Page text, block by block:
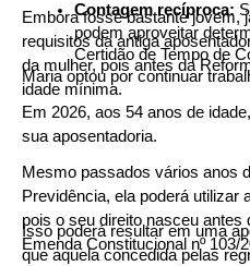
Contagem recíproca:
podem aproveitar
Certidão de Tempo de
Embora fosse bastante jovem,
requisitos da antiga
da mulher, pois antes da
idade mínima.
Maria optou por continuar
Em 2026, aos 54 anos de
sua aposentadoria.
Mesmo passados vários anos
Previdência, ela poderá utilizar
pois o seu direito nasceu antes
Emenda Constitucional nº 103/
Isso poderá resultar em uma
que aquela concedida pelas